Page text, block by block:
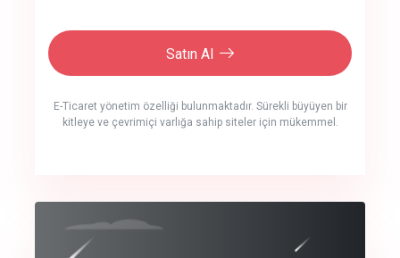
Satın Al
E-Ticaret yönetim özelliği bulunmaktadır. Sürekli büyüyen bir
kitleye ve çevrimiçi varlığa sahip siteler için mükemmel.
crm auto cync